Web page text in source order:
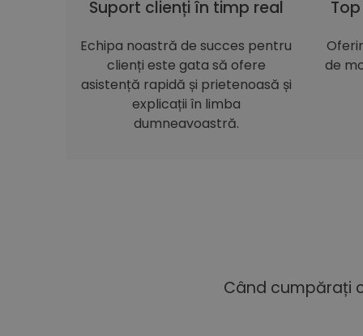
Suport clienți în timp real
Echipa noastră de succes pentru
clienți este gata să ofere
asistență rapidă și prietenoasă și
explicații în limba
dumneavoastră.
de
Când cumpărați